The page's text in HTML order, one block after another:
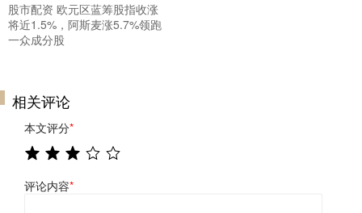
股市配资 欧元区蓝筹股指收涨
将近1.5%，阿斯麦涨5.7%领跑
一众成分股
相关评论
本文评分*
评论内容*